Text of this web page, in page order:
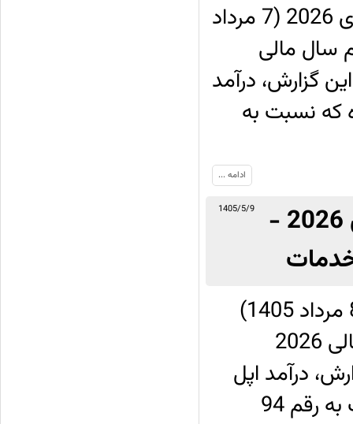
شرکت مایکروسافت روز چهارشنبه 29 جولای 2026 (7 مرداد
سال مالی
کرد. طبق این گزارش، درآمد
دلار رسیده که نسبت به
ادامه ...
1405/5/9
گزارش مالی اپل از سه‌ماهه منتهی به ژوئن 2026 -
خدمات
شرکت اپل روز پنج‌شنبه 30 جولای 2026 (8 مرداد 1405)
گزارش مالی خود را از سه‌ماهه سوم سال مالی 2026
گزارش، درآمد اپل
در این فصل به 109.4 میلیارد دلار رسیده که نسبت به رقم 94